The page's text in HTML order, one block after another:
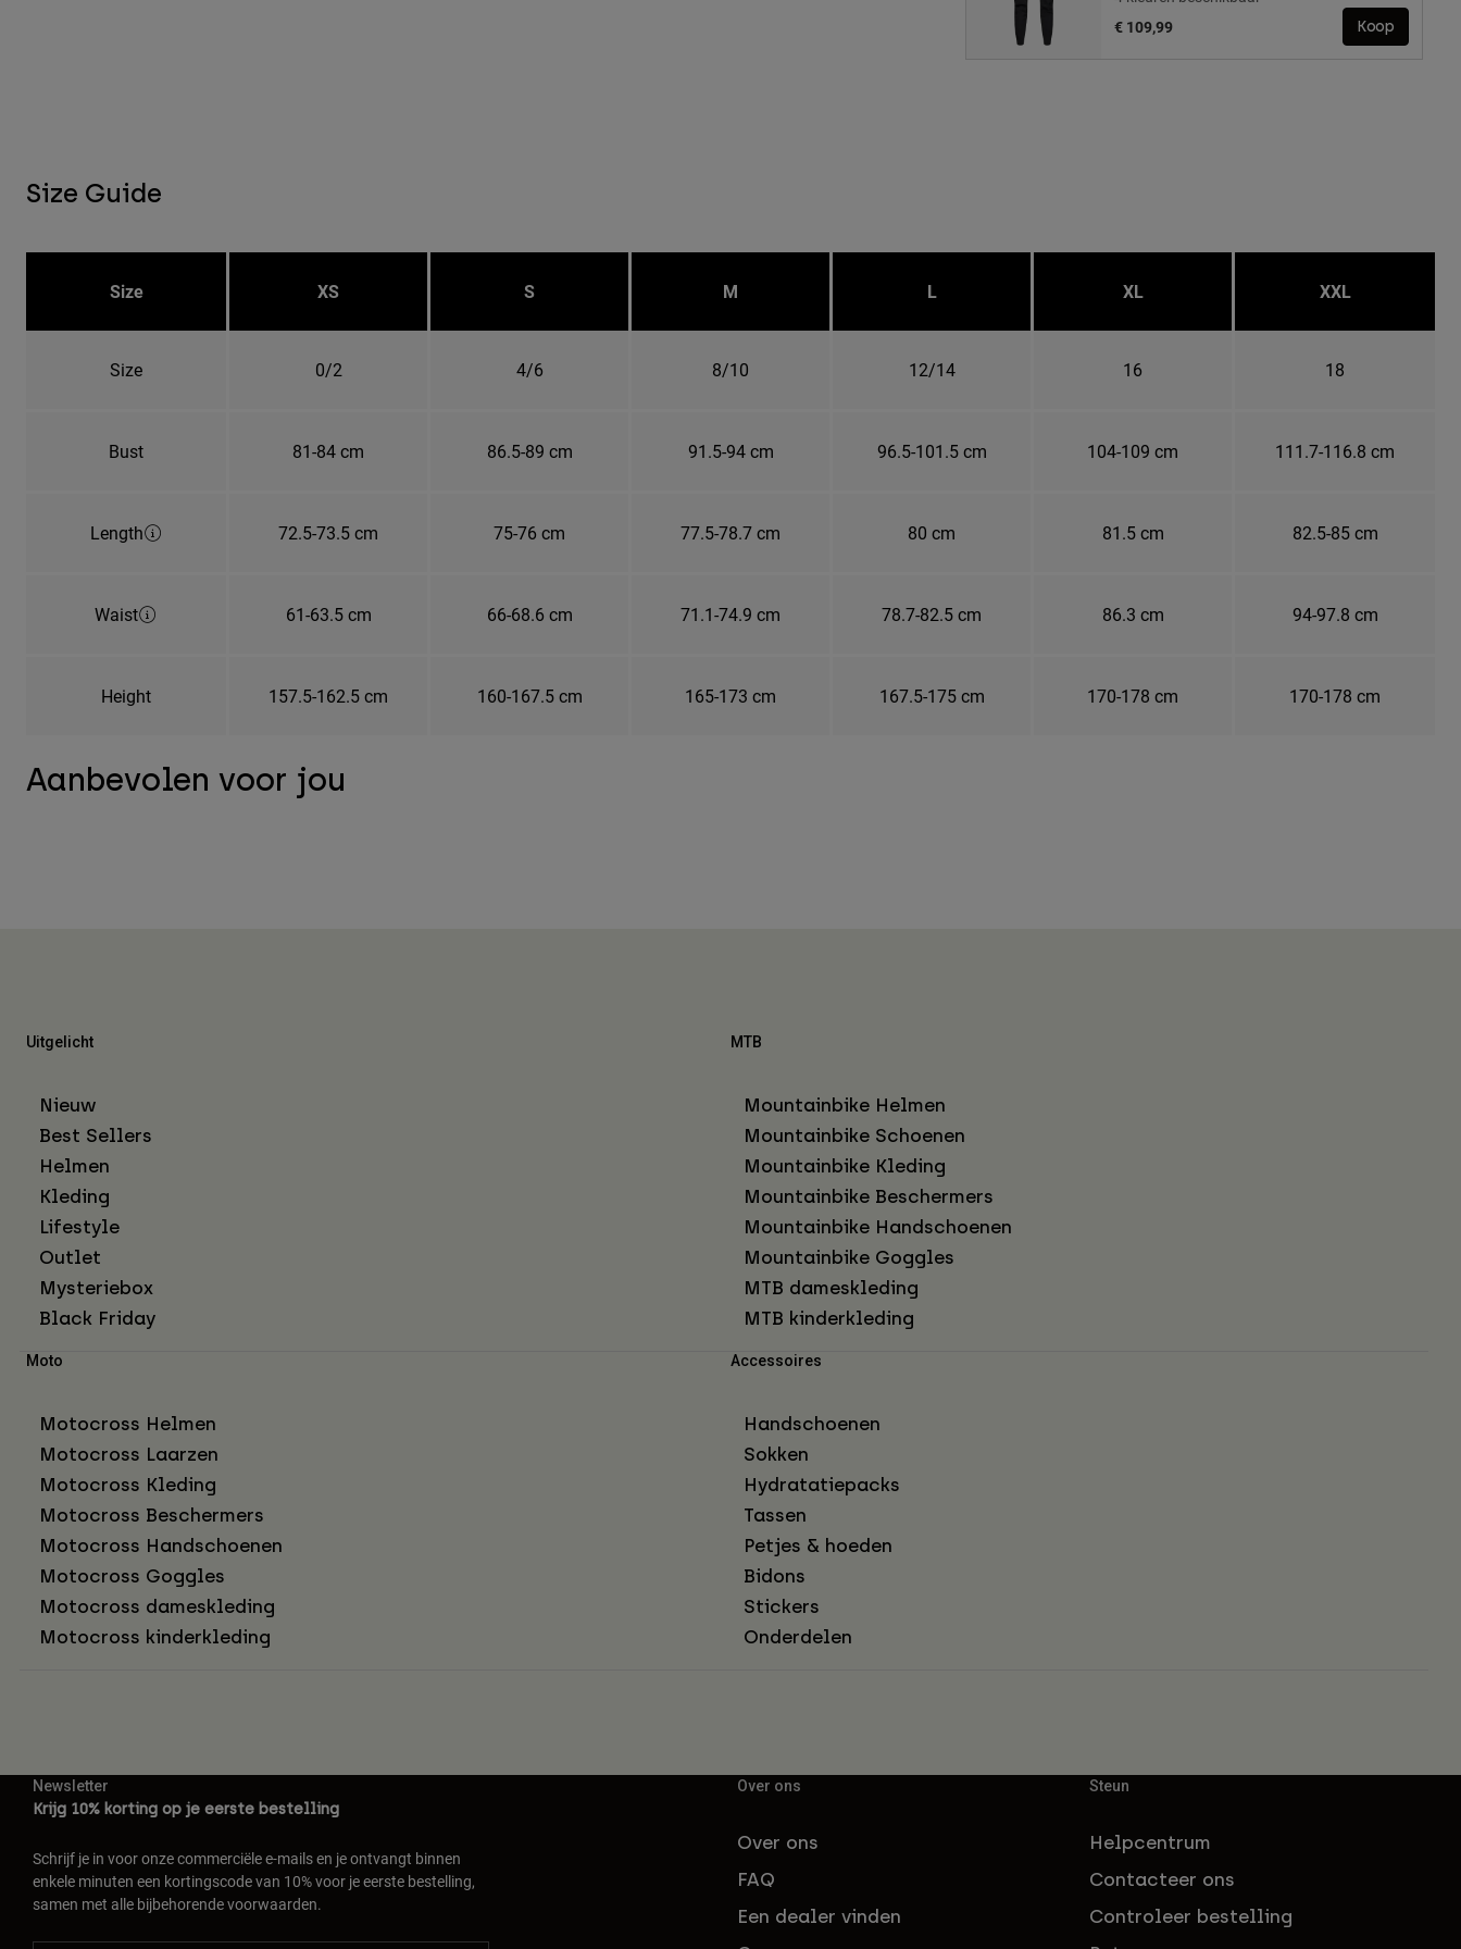
€ 109,99
Koop
Size Guide
Size XS S M L XL XXL
Size 0/2 4/6 8/10 12/14 16 18
Bust 81-84 cm 86.5-89 cm 91.5-94 cm 96.5-101.5 cm 104-109 cm 111.7-116.8 cm
Length 72.5-73.5 cm 75-76 cm 77.5-78.7 cm 80 cm 81.5 cm 82.5-85 cm
Waist 61-63.5 cm 66-68.6 cm 71.1-74.9 cm 78.7-82.5 cm 86.3 cm 94-97.8 cm
Height 157.5-162.5 cm 160-167.5 cm 165-173 cm 167.5-175 cm 170-178 cm 170-178 cm
Aanbevolen voor jou
Uitgelicht
Nieuw
Best Sellers
Helmen
Kleding
Lifestyle
Outlet
Mysteriebox
Black Friday
MTB
Mountainbike Helmen
Mountainbike Schoenen
Mountainbike Kleding
Mountainbike Beschermers
Mountainbike Handschoenen
Mountainbike Goggles
MTB dameskleding
MTB kinderkleding
Moto
Motocross Helmen
Motocross Laarzen
Motocross Kleding
Motocross Beschermers
Motocross Handschoenen
Motocross Goggles
Motocross dameskleding
Motocross kinderkleding
Accessoires
Handschoenen
Sokken
Hydratatiepacks
Tassen
Petjes & hoeden
Bidons
Stickers
Onderdelen
Newsletter
Krijg 10% korting op je eerste bestelling
Schrijf je in voor onze commerciële e-mails en je ontvangt binnen
enkele minuten een kortingscode van 10% voor je eerste bestelling,
samen met alle bijbehorende voorwaarden.
Over ons
Over ons
FAQ
Een dealer vinden
Steun
Helpcentrum
Contacteer ons
Controleer bestelling